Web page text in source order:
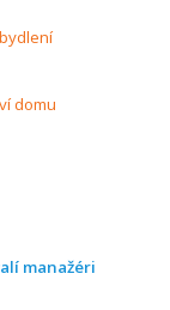
domu
manažéri